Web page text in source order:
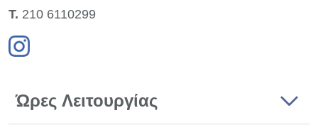
Τ. 210 6110299
Ώρες Λειτουργίας